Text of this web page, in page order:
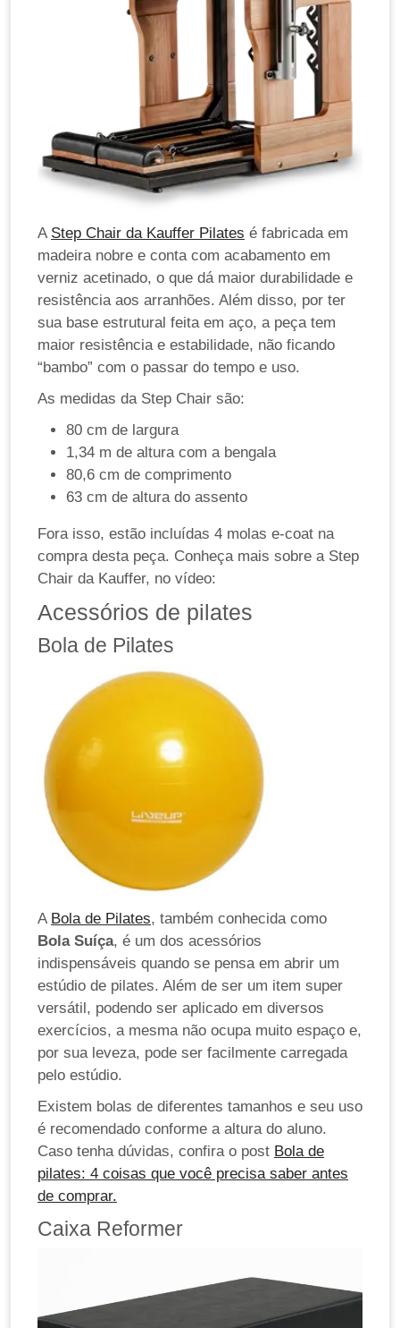
A Step Chair da Kauffer Pilates é fabricada em
madeira nobre e conta com acabamento em
verniz acetinado, o que dá maior durabilidade e
resistência aos arranhões. Além disso, por ter
sua base estrutural feita em aço, a peça tem
maior resistência e estabilidade, não ficando
“bambo” com o passar do tempo e uso.
As medidas da Step Chair são:
80 cm de largura
1,34 m de altura com a bengala
80,6 cm de comprimento
63 cm de altura do assento
Fora isso, estão incluídas 4 molas e-coat na
compra desta peça. Conheça mais sobre a Step
Chair da Kauffer, no vídeo:
Acessórios de pilates
Bola de Pilates
A Bola de Pilates, também conhecida como
Bola Suíça, é um dos acessórios
indispensáveis quando se pensa em abrir um
estúdio de pilates. Além de ser um item super
versátil, podendo ser aplicado em diversos
exercícios, a mesma não ocupa muito espaço e,
por sua leveza, pode ser facilmente carregada
pelo estúdio.
Existem bolas de diferentes tamanhos e seu uso
é recomendado conforme a altura do aluno.
Caso tenha dúvidas, confira o post Bola de
pilates: 4 coisas que você precisa saber antes
de comprar.
Caixa Reformer